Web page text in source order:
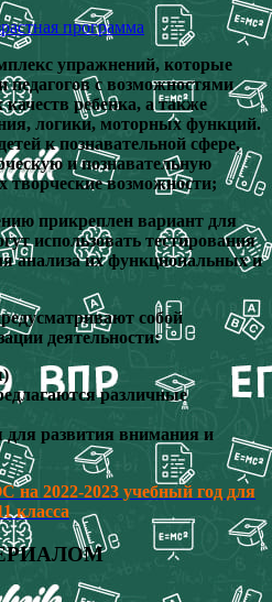
программа
упражнений, которые
педагогов с возможностями
ребенка, а также
логики, моторных функций.
к познавательной сфере,
и познавательную
творческие возможности;
прикреплен вариант для
использовать тестирования
анализа их функциональных и
собой
деятельности:
различные
развития внимания и
2022-2023 учебный год для
класса